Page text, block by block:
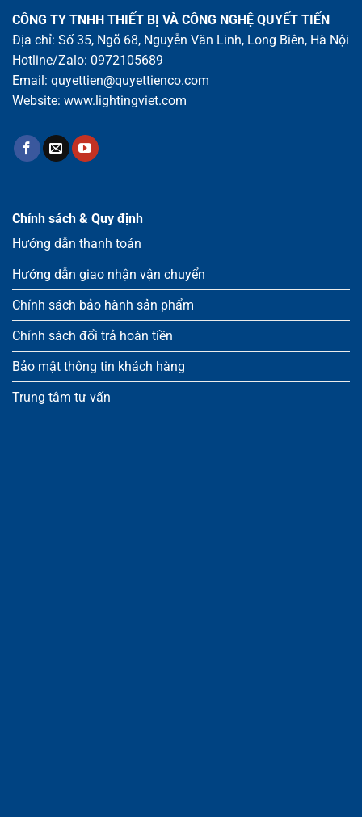
CÔNG TY TNHH THIẾT BỊ VÀ CÔNG NGHỆ QUYẾT TIẾN
Địa chỉ: Số 35, Ngõ 68, Nguyễn Văn Linh, Long Biên, Hà Nội
Hotline/Zalo: 0972105689
Email: quyettien@quyettienco.com
Website: www.lightingviet.com
Chính sách & Quy định
Hướng dẫn thanh toán
Hướng dẫn giao nhận vận chuyển
Chính sách bảo hành sản phẩm
Chính sách đổi trả hoàn tiền
Bảo mật thông tin khách hàng
Trung tâm tư vấn